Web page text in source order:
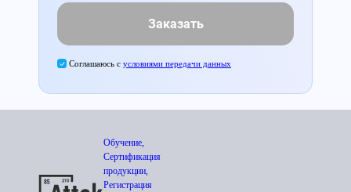
Заказать
Соглашаюсь с условиями передачи данных
Обучение,
Сертификация
продукции,
Регистрация